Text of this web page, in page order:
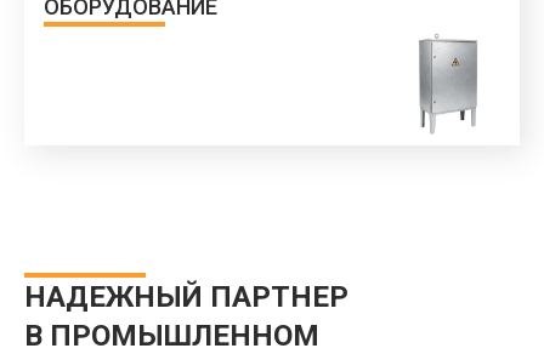
ОБОРУДОВАНИЕ
НАДЕЖНЫЙ ПАРТНЕР
В ПРОМЫШЛЕННОМ